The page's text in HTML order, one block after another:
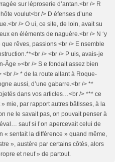
sur léproserie d’antan.<br /> R
voulut<br /> D éfenses d’une
/> O ui, ce site, de loin, avait su
en éléments de naguère.<br /> N ‘y
que rêves, passions <br /> E nsemble
/> <br /> P uis, avais-je
Âge »<br /> S e fondait assez bien
<br /> * de la route allant à Roque-
aussi, d’une gabarre.<br /> **
dans vos articles…<br /> *** ce
mie, par rapport autres bâtisses, à la
ne le savait pas, on pouvait penser à
sauf si l’on apercevait celui de
« sentait la différence » quand même,
», austère par certains côtés, alors
et neuf » de partout.